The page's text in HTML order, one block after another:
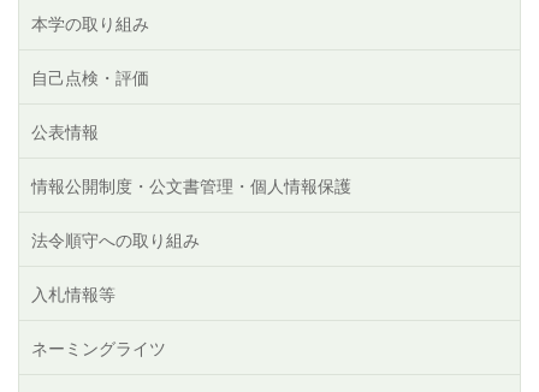
本学の取り組み
自己点検・評価
公表情報
情報公開制度・公文書管理・個人情報保護
法令順守への取り組み
入札情報等
ネーミングライツ